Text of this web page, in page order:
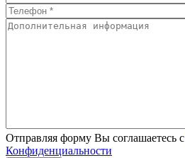
Отправляя форму Вы соглашаетесь с
Конфиденциальности